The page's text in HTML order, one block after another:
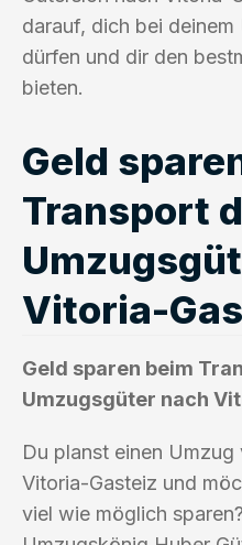
darauf, dich bei
dürfen und dir den
bieten.
Geld
Transport
Vitoria-
Geld sparen beim
Umzugsgüter nach
Du planst einen
Vitoria-Gasteiz und
viel wie möglich